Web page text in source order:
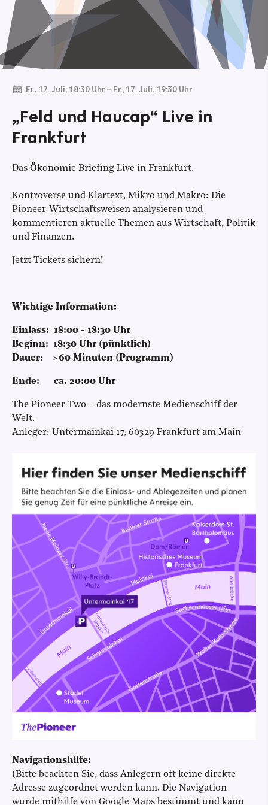
Fr., 17. Juli, 18:30 Uhr– Fr., 17. Juli, 19:30 Uhr
„Feld und Haucap“ Live in
Frankfurt
Das Ökonomie Briefing Live in Frankfurt.
Kontroverse und Klartext, Mikro und Makro: Die
Pioneer-Wirtschaftsweisen analysieren und
kommentieren aktuelle Themen aus Wirtschaft, Politik
und Finanzen.
Jetzt Tickets sichern!
Wichtige Information:
Einlass: 18:00 - 18:30 Uhr
Beginn: 18:30 Uhr (pünktlich)
Dauer: >60 Minuten (Programm)
Ende: ca. 20:00 Uhr
The Pioneer Two – das modernste Medienschiff der
Welt.
Anleger: Untermainkai 17, 60329 Frankfurt am Main
Navigationshilfe:
(Bitte beachten Sie, dass Anlegern oft keine direkte
Adresse zugeordnet werden kann. Die Navigation
wurde mithilfe von Google Maps bestimmt und kann